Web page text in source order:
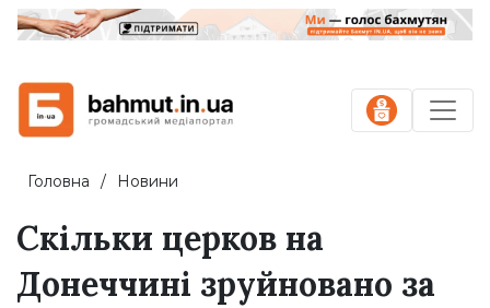
Головна Новини
Скільки церков на
Донеччині зруйновано за